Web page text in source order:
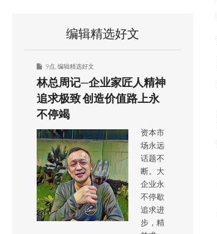
编辑精选好文
9点 编辑精选好文
林总周记─企业家匠人精神
追求极致 创造价值路上永
不停竭
资本市
场永远
话题不
断。大
企业永
不停歇
追求进
步，精